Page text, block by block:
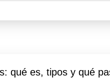
qué es, tipos y qué